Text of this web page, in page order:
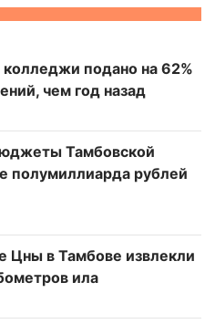
подано на 62%
чем год назад
Тамбовской
полумиллиарда рублей
Цны в Тамбове извлекли
ила